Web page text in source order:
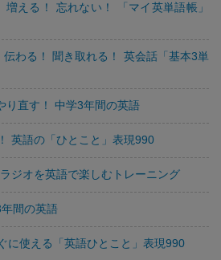
える！ 忘れない！ 「マイ英単語帳」
わる！ 聞き取れる！ 英会話「基本3単
直す！ 中学3年間の英語
英語の「ひとこと」表現990
ジオを英語で楽しむトレーニング
間の英語
使える「英語ひとこと」表現990